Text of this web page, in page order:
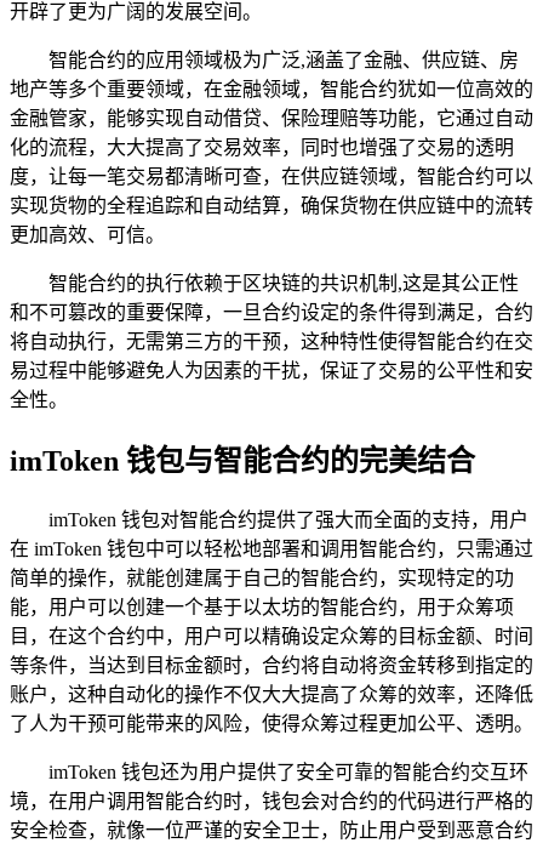
开辟了更为广阔的发展空间。
智能合约的应用领域极为广泛,涵盖了金融、供应链、房
地产等多个重要领域，在金融领域，智能合约犹如一位高效的
金融管家，能够实现自动借贷、保险理赔等功能，它通过自动
化的流程，大大提高了交易效率，同时也增强了交易的透明
度，让每一笔交易都清晰可查，在供应链领域，智能合约可以
实现货物的全程追踪和自动结算，确保货物在供应链中的流转
更加高效、可信。
智能合约的执行依赖于区块链的共识机制,这是其公正性
和不可篡改的重要保障，一旦合约设定的条件得到满足，合约
将自动执行，无需第三方的干预，这种特性使得智能合约在交
易过程中能够避免人为因素的干扰，保证了交易的公平性和安
全性。
imToken 钱包与智能合约的完美结合
imToken 钱包对智能合约提供了强大而全面的支持，用户
在 imToken 钱包中可以轻松地部署和调用智能合约，只需通过
简单的操作，就能创建属于自己的智能合约，实现特定的功
能，用户可以创建一个基于以太坊的智能合约，用于众筹项
目，在这个合约中，用户可以精确设定众筹的目标金额、时间
等条件，当达到目标金额时，合约将自动将资金转移到指定的
账户，这种自动化的操作不仅大大提高了众筹的效率，还降低
了人为干预可能带来的风险，使得众筹过程更加公平、透明。
imToken 钱包还为用户提供了安全可靠的智能合约交互环
境，在用户调用智能合约时，钱包会对合约的代码进行严格的
安全检查，就像一位严谨的安全卫士，防止用户受到恶意合约